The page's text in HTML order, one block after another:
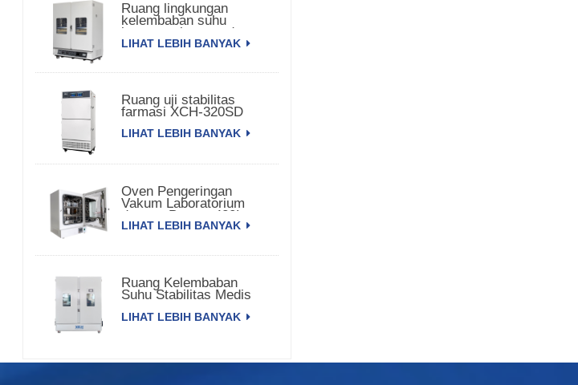
Ruang lingkungan
kelembaban suhu
konstan pintu ganda
LIHAT LEBIH BANYAK
Ruang uji stabilitas
farmasi XCH-320SD
LIHAT LEBIH BANYAK
Oven Pengeringan
Vakum Laboratorium
dengan Pompa 420L
LIHAT LEBIH BANYAK
Ruang Kelembaban
Suhu Stabilitas Medis
LIHAT LEBIH BANYAK